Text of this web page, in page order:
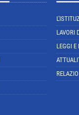
LAVORI
LEGGI E